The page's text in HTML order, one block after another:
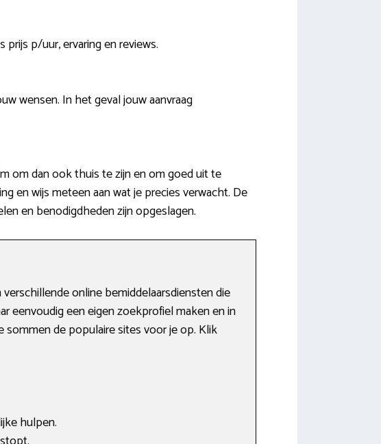
p/uur, ervaring en reviews.
wensen. In het geval jouw aanvraag
om dan ook thuis te zijn en om goed uit te
en wijs meteen aan wat je precies verwacht. De
en benodigdheden zijn opgeslagen.
online bemiddelaarsdiensten die
eenvoudig een eigen zoekprofiel maken en in
de populaire sites voor je op. Klik
hulpen.